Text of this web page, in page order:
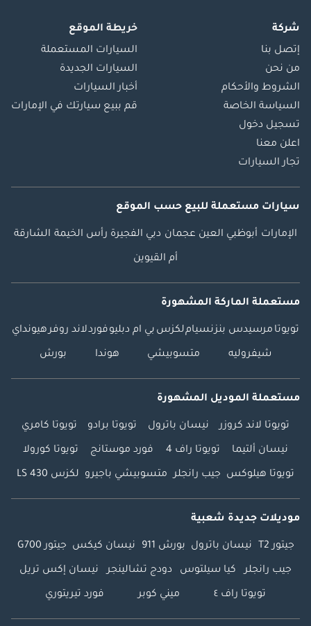
شركة
إتصل بنا
من نحن
الشروط والأحكام
السياسة الخاصة
تسجيل دخول
اعلن معنا
تجار السيارات
خريطة الموقع
السيارات المستعملة
السيارات الجديدة
أخبار السيارات
قم ببيع سيارتك في الإمارات
سيارات مستعملة للبيع حسب الموقع
الإمارات أبوظبي العين عجمان دبي الفجيرة رأس الخيمة الشارقة
أم القيوين
مستعملة الماركة المشهورة
تويوتا مرسيدس بنزنسياملكزس بي ام دبليوفوردلاند روفرهيونداي
شيفروليه متسوبيشي هوندا بورش
مستعملة الموديل المشهورة
تويوتا لاند كروزر نيسان باترول تويوتا برادو تويوتا كامري
نيسان ألتيما تويوتا راف 4 فورد موستانج تويوتا كورولا
تويوتا هيلوكس جيب رانجلر متسوبيشي باجيرو لكزس LS 430
موديلات جديدة شعبية
جيتور T2 نيسان باترول بورش 911 نيسان كيكس جيتور G700
جيب رانجلر كيا سيلتوس دودج تشالينجر نيسان إكس تريل
تويوتا راف ٤ ميني كوبر فورد تيريتوري